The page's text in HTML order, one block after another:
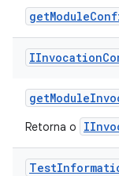
getModule
IInvocation
getModule
Retorna o
Test